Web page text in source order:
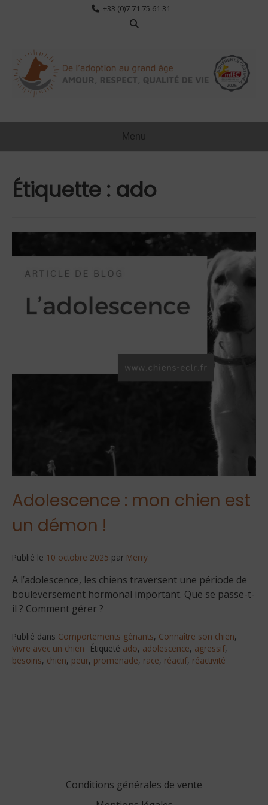
+33 (0)7 71 75 61 31
Menu
Étiquette : ado
Adolescence : mon chien est
un démon !
Publié le 10 octobre 2025 par Merry
A l’adolescence, les chiens traversent une période de
bouleversement hormonal important. Que se passe-t-
il ? Comment gérer ?
Publié dans Comportements gênants, Connaître son chien,
Vivre avec un chien
Étiqueté ado, adolescence, agressif,
besoins, chien, peur, promenade, race, réactif, réactivité
Conditions générales de vente